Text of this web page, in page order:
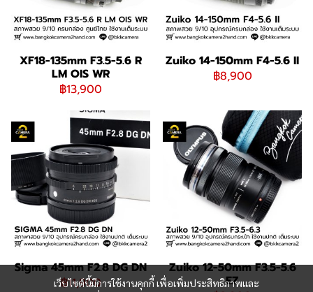
XF18-135mm F3.5-5.6 R
LM OIS WR
฿13,900
Zuiko 14-150mm F4-5.6 II
฿8,900
Sigma 45mm F2.8 DG DN
฿11,900
Zuiko 12-50mm F3.5-5.6
EZ
เว็บไซต์นี้มีการใช้งานคุกกี้ เพื่อเพิ่มประสิทธิภาพและ